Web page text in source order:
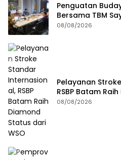
Penguatan
Bersama TBM
Batam
08/08/2026
Pelayanan
RSBP Batam
08/08/2026